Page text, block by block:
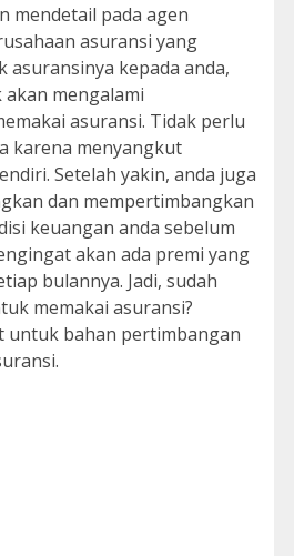
mendetail pada agen
asuransi yang
asuransinya kepada anda,
mengalami
asuransi. Tidak perlu
karena menyangkut
Setelah yakin, anda juga
dan mempertimbangkan
keuangan anda sebelum
akan ada premi yang
bulannya. Jadi, sudah
memakai asuransi?
untuk bahan pertimbangan